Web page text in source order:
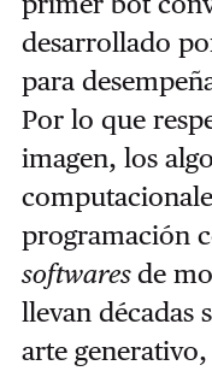
desarrollado
para
Por lo que
imagen, los
programación
softwaresde
llevan décadas
arte